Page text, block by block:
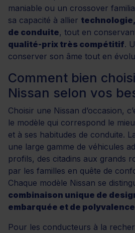
maniable ou un crossover
sa capacité à allier
de conduite, tout en
qualité-prix très compétitif.
conserver son âme tout en
Comment bien
Nissan selon vos
Choisir une Nissan d’occasion,
le modèle qui correspond le
et à ses habitudes de conduite.
une large gamme de véhicules
profils, des citadins aux grands
par les familles en quête de
Chaque modèle Nissan se
combinaison unique de
embarquée et de polyvalence
Pour les conducteurs à la